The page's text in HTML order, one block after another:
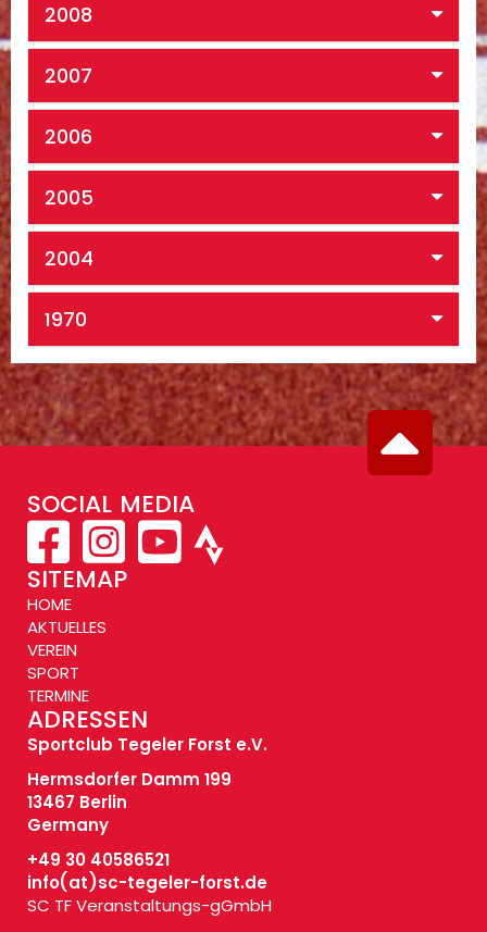
2008
2007
2006
2005
2004
1970
SOCIAL MEDIA
SITEMAP
HOME
AKTUELLES
VEREIN
SPORT
TERMINE
ADRESSEN
Sportclub Tegeler Forst e.V.
Hermsdorfer Damm 199
13467 Berlin
Germany
+49 30 40586521
info(at)sc-tegeler-forst.de
SC TF Veranstaltungs-gGmbH